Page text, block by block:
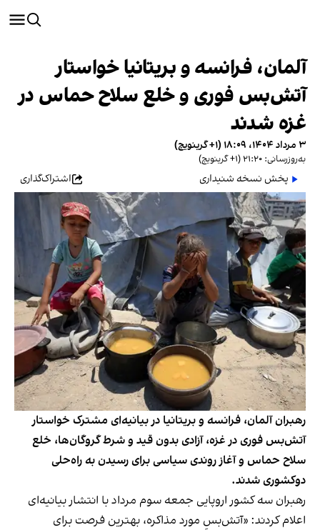
آلمان، فرانسه و بریتانیا خواستار
آتش‌بس فوری و خلع سلاح حماس در
غزه شدند
۳ مرداد ۱۴۰۴، ۱۸:۰۹ (‎+۱ گرینویچ)
به‌روزرسانی: ۲۱:۲۰ (‎+۱ گرینویچ)
پخش نسخه شنیداری اشتراک‌گذاری
رهبران آلمان، فرانسه و بریتانیا در بیانیه‌ای مشترک خواستار
آتش‌بس فوری در غزه، آزادی بدون قید و شرط گروگان‌ها، خلع
سلاح حماس و آغاز روندی سیاسی برای رسیدن به راه‌حلی
دوکشوری شدند.
رهبران سه کشور اروپایی جمعه سوم مرداد با انتشار بیانیه‌ای
اعلام کردند: «آتش‌بسِ مورد مذاکره، بهترین فرصت برای